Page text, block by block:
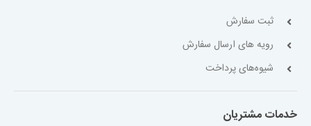
ثبت سفارش
رویه های ارسال سفارش
شیوه‌های پرداخت
خدمات مشتریان